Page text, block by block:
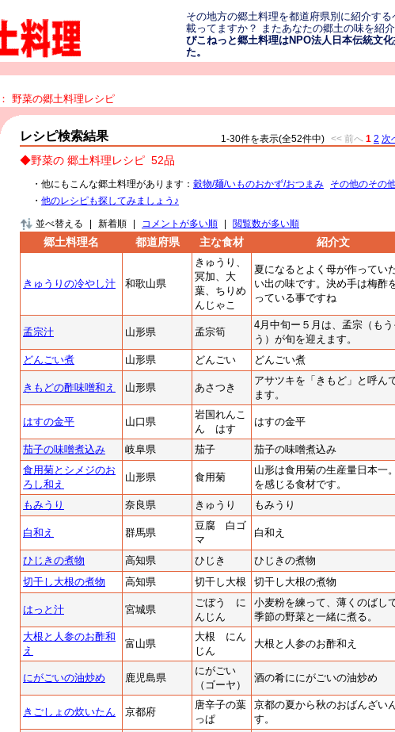
その地方の郷土料理を都道府県別に紹介す
載ってますか？ またあなたの郷土の味を紹介
ぴこねっと郷土料理はNPO法人日本伝統文
た。
： 野菜の郷土料理レシピ
レシピ検索結果 1-30件を表示(全52件中) << 前へ 1 2 次
◆野菜の 郷土料理レシピ 52品
・他にもこんな郷土料理があります： 穀物/麺/いものおかず/おつまみ
その他のその
・ 他のレシピも探してみましょう♪
並べ替える 新着順 コメントが多い順 閲覧数が多い順
郷土料理名 都道府県 主な食材 紹介文
きゅうりの冷やし汁 和歌山県
きゅうり、
冥加、大
葉、ちりめ
んじゃこ
夏になるとよく母が作ってい
い出の味です。決め手は梅酢
っている事ですね
孟宗汁 山形県 孟宗筍
4月中旬ー５月は、孟宗（もう
う）が旬を迎えます。
どんごい煮
山形県 どんごい どんごい煮
きもどの酢味噌和え 山形県 あさつき
アサツキを「きもど」と呼ん
ます。
はすの金平 山口県
岩国れんこ
ん はす
はすの金平
茄子の味噌煮込み 岐阜県 茄子
茄子の味噌煮込み
食用菊とシメジのお
ろし和え
山形県 食用菊
山形は食用菊の生産量日本一
を感じる食材です。
もみうり
奈良県 きゅうり もみうり
白和え 群馬県
豆腐 白ゴ
マ
白和え
ひじきの煮物 高知県 ひじき
ひじきの煮物
切干し大根の煮物
高知県 切干し大根 切干し大根の煮物
はっと汁 宮城県
ごぼう に
んじん
小麦粉を練って、薄くのばして
季節の野菜と一緒に煮る。
大根と人参のお酢和
え
富山県
大根 にん
じん
大根と人参のお酢和え
にがごいの油炒め 鹿児島県
にがごい
（ゴーヤ）
酒の肴ににがごいの油炒め
きごしょの炊いたん 京都府
唐辛子の葉
っぱ
京都の夏から秋のおばんざい
す。